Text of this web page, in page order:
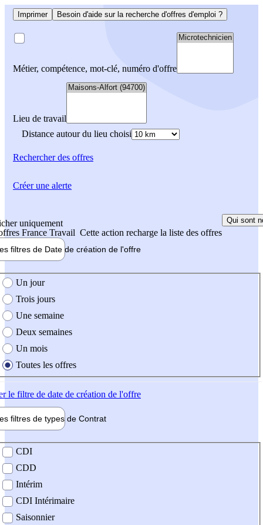
Imprimer Besoin d'aide sur la recherche d'offres d'emploi ?
Métier, compétence, mot-clé, numéro d'offre
Lieu de travail
Distance autour du lieu choisi
Rechercherdes offres
uniquement
France Travail Cette action recharge la liste des offres
Qui sont
filtres de Date de création de l'offre
création de l'offre
Un jour
Trois jours
Une semaine
Deux semaines
Un mois
Toutes les offres
le filtre de date de création de l'offre
filtres de types de Contrat
contrat
CDI
CDD
Intérim
CDI Intérimaire
Saisonnier
Créer une alerte